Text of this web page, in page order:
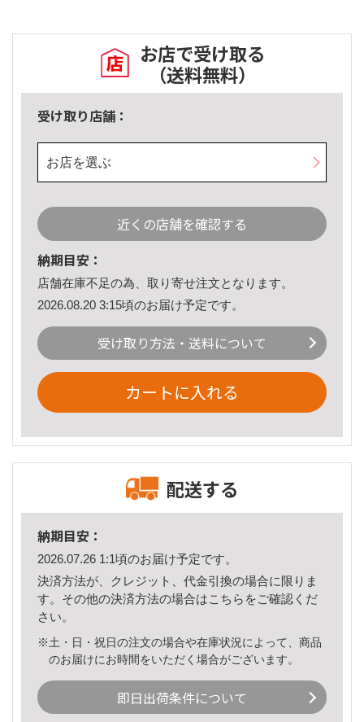
お店で受け取る
（送料無料）
受け取り店舗：
お店を選ぶ
近くの店舗を確認する
納期目安：
店舗在庫不足の為、取り寄せ注文となります。
2026.08.20 3:15頃のお届け予定です。
受け取り方法・送料について
カートに入れる
配送する
納期目安：
2026.07.26 1:1頃のお届け予定です。
決済方法が、クレジット、代金引換の場合に限りま
す。その他の決済方法の場合はこちら をご確認くだ
さい。
※土・日・祝日の注文の場合や在庫状況によって、商品
のお届けにお時間をいただく場合がございます。
即日出荷条件について